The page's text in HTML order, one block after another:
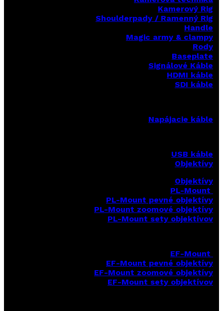
Kamerový Rig
Shoulderpady / Ramenný Rig
Handle
Magic army & clampy
Rody
Baseplate
Signálové Káble
HDMI káble
SDI káble
Napájacie káble
USB káble
Objektívy
Objektívy
PL-Mount
PL-Mount pevné objektívy
PL-Mount zoomové objektívy
PL-Mount sety objektívov
EF-Mount
EF-Mount pevné objektívy
EF-Mount zoomové objektívy
EF-Mount sety objektívov